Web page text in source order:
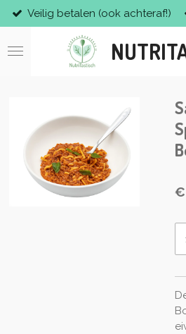
Ga
direct
naar
Veilig betalen (ook achteraf!)
€